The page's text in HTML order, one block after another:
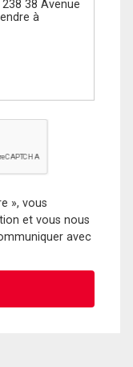
», vous
et vous nous
avec